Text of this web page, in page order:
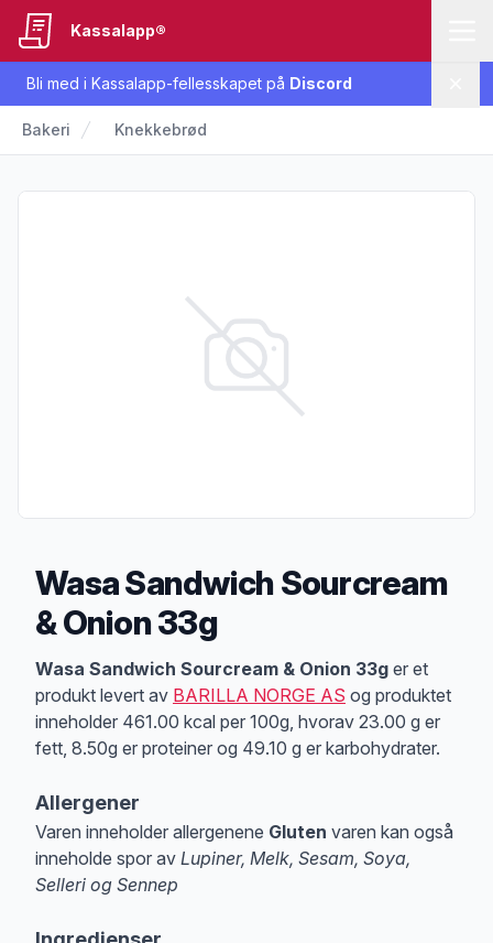
Bli med i Kassalapp-fellesskapet på Discord
Kassalapp®
Bakeri Knekkebrød
Wasa Sandwich Sourcream
& Onion 33g
Produktbeskrivelse
Wasa Sandwich Sourcream & Onion 33g er et
produkt levert av BARILLA NORGE AS og produktet
inneholder 461.00 kcal per 100g, hvorav 23.00 g er
fett, 8.50g er proteiner og 49.10 g er karbohydrater.
Allergener
Varen inneholder allergenene Gluten varen kan også
inneholde spor av Lupiner, Melk, Sesam, Soya,
Selleri og Sennep